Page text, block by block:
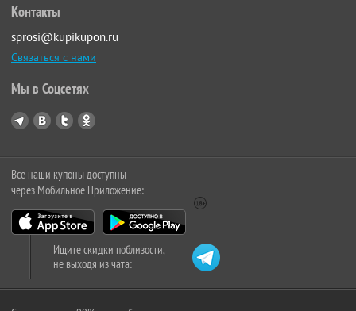
Контакты
sprosi@kupikupon.ru
Связаться с нами
Мы в Соцсетях
Все наши купоны доступны
через Мобильное Приложение:
Ищите скидки поблизости,
не выходя из чата: